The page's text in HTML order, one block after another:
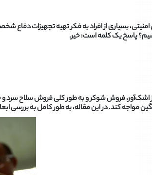
امنیتی، بسیاری از افراد به فکر تهیه تجهیزات
پاسخ یک کلمه است: خیر.
اشک‌آور، فروش شوکر و به طور کلی فروش سلاح سرد
مواجه کند. در این مقاله، به طور کامل به